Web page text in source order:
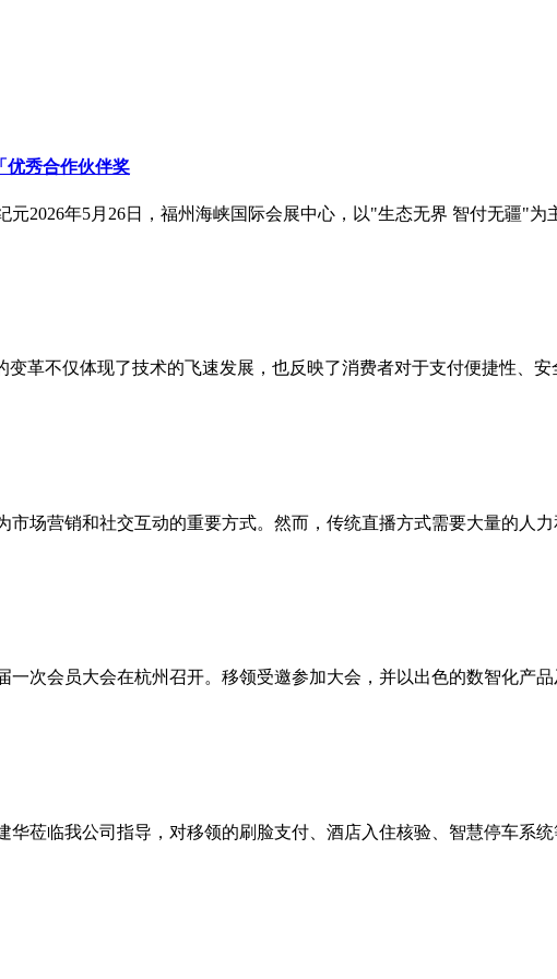
优秀合作伙伴奖
2026年5月26日，福州海峡国际会展中心，以"生态无界 智付无疆"为
革不仅体现了技术的飞速发展，也反映了消费者对于支付便捷性、
场营销和社交互动的重要方式。然而，传统直播方式需要大量的人
一次会员大会在杭州召开。移领受邀参加大会，并以出色的数智化产
华莅临我公司指导，对移领的刷脸支付、酒店入住核验、智慧停车系